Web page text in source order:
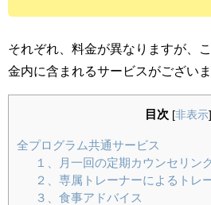
それぞれ、料金が異なりますが、
金内に含まれるサービスがございま
目次 [非表示]
全プログラム共通サービス
１、月一回の定期カウンセリン
２、専属トレーナーによるトレ
３、食事アドバイス